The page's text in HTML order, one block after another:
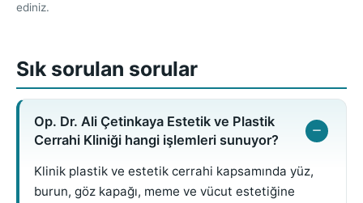
ediniz.
Sık sorulan sorular
Op. Dr. Ali Çetinkaya Estetik ve Plastik
Cerrahi Kliniği hangi işlemleri sunuyor?
Klinik plastik ve estetik cerrahi kapsamında yüz,
burun, göz kapağı, meme ve vücut estetiğine